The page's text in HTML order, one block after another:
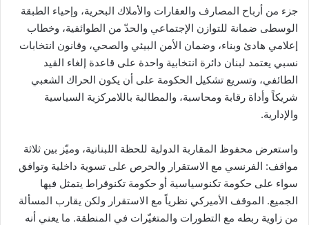
جزء من أرباح المصارف والعقارات والأملاك البحرية، وإحياء الطبقة
الوسطى ضمانة للتوازن الإجتماعي والحدّ من الطوائفية، وخطاب
إعلامي هادئ وبناء، وضمان الأمن البيئي والصحي، وقانون انتخابات
نسبي يعتمد لبنان دائرة انتخابية واحدة على قاعدة إلغاء القيد
الطائفي، وتسريع تشكيل الحكومة على أن يكون الحراك الشعبي
شريكاً وأداة رقابة ومحاسبة، والمطالبة باللامركزية السياسية
والإدارية.
واستعرض محفوظ المقاربة الدولية للحظة اللبنانية، وميّز بين ثلاثة
مواقف: الفرنسي مع الاستقرار والحرص على تسوية داخلية وتوافق
سواء على حكومة تكنوسياسية أو حكومة تكنوقراط يتمثل فيها
الجميع. الموقف الأميركي نظرياً مع الاستقرار ولكن يقارب المسألة
من زاوية ربطه مع التطورات والمتغيّرات في المنطقة. ما يعني أنه